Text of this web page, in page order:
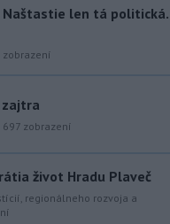
Naštastie len tá politická.
zobrazení
zajtra
697 zobrazení
život Hradu Plaveč
regionálneho rozvoja a